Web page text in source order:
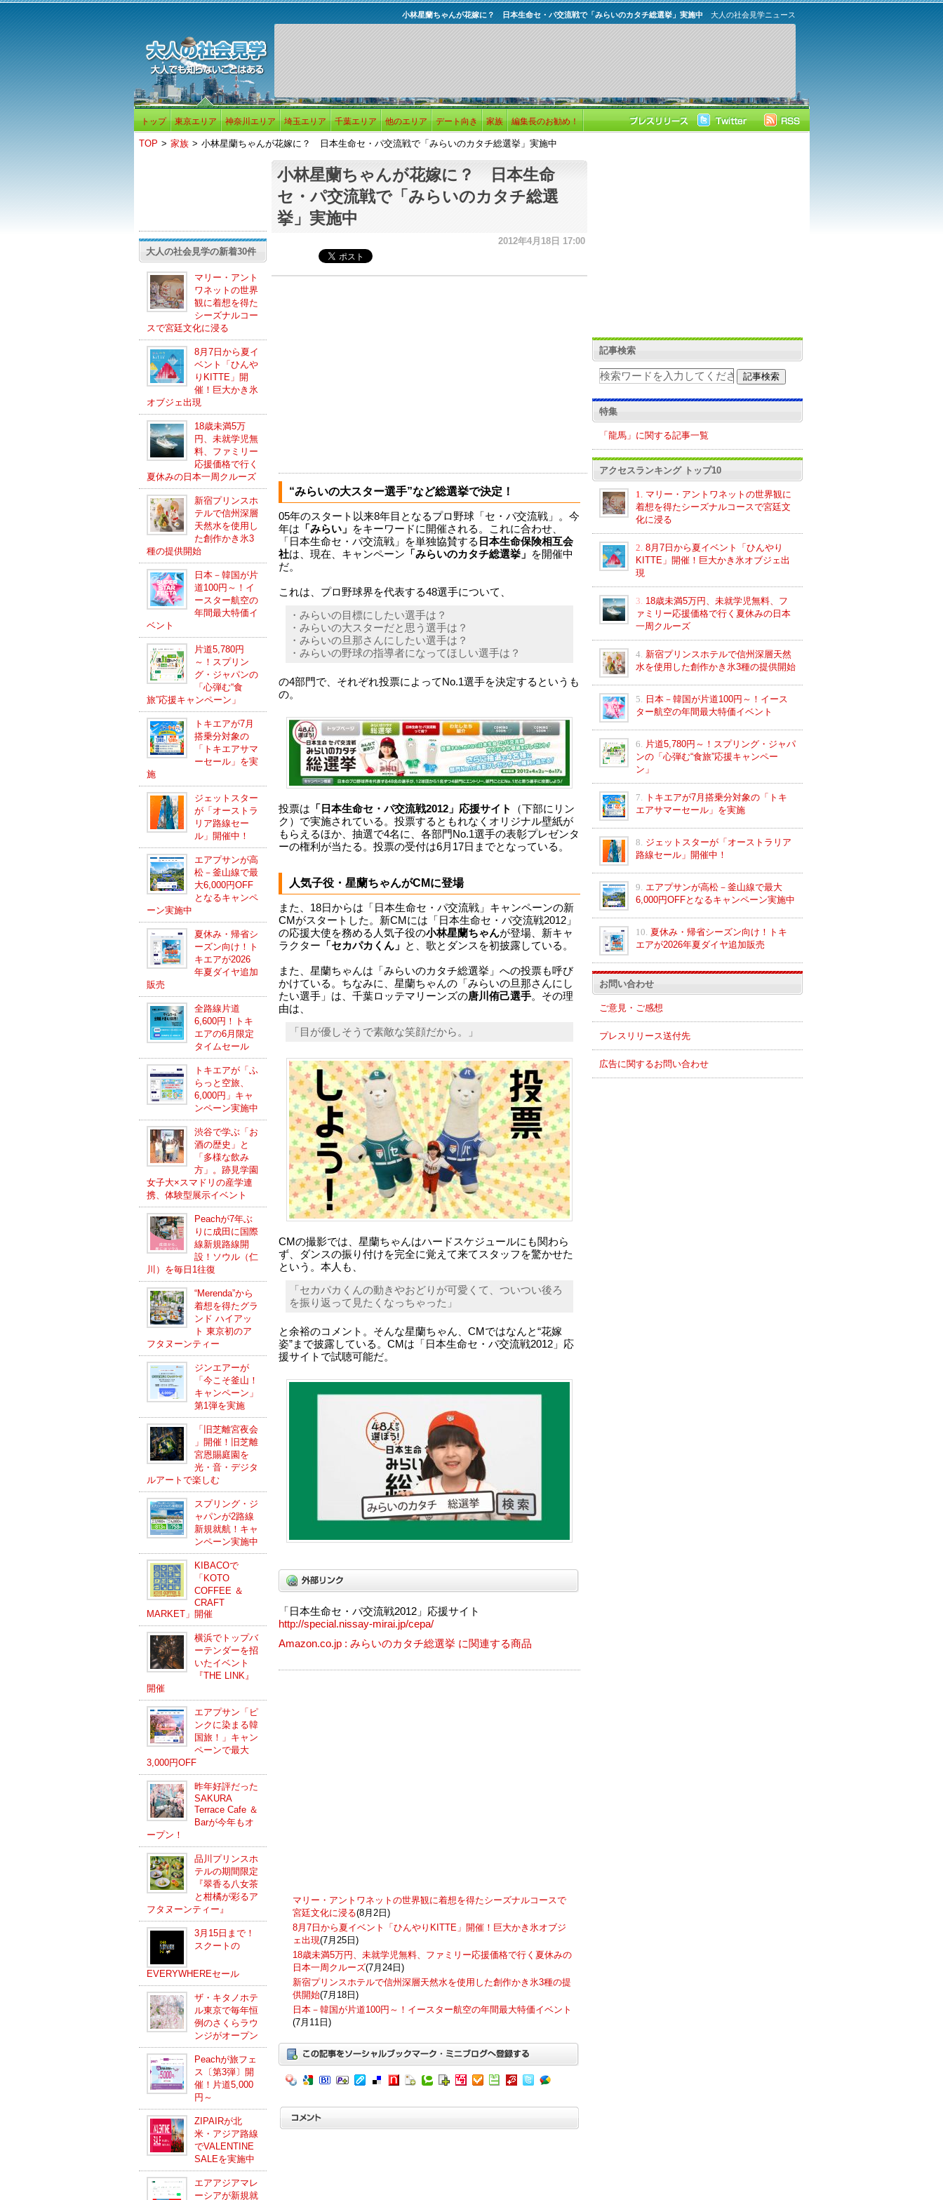
大人の社会見学ニュース
小林星蘭ちゃんが花嫁に？ 日本生命セ・パ交流戦で「みらいのカタチ総選挙」実施中
トップ 東京エリア 神奈川エリア 埼玉エリア 千葉エリア 他のエリア デート向き 家族 編集長のお勧め！
TOP > 家族 > 小林星蘭ちゃんが花嫁に？ 日本生命セ・パ交流戦で「みらいのカタチ総選挙」実施中
大人の社会見学の新着30件
マリー・アント
ワネットの世界
観に着想を得た
シーズナルコー
スで宮廷文化に浸る
8月7日から夏イ
ベント「ひんや
りKITTE」開
催！巨大かき氷
オブジェ出現
18歳未満5万
円、未就学児無
料、ファミリー
応援価格で行く
夏休みの日本一周クルーズ
新宿プリンスホ
テルで信州深層
天然水を使用し
た創作かき氷3
種の提供開始
日本－韓国が片
道100円～！イ
ースター航空の
年間最大特価イ
ベント
片道5,780円
～！スプリン
グ・ジャパンの
「心弾む“食
旅”応援キャンペーン」
トキエアが7月
搭乗分対象の
「トキエアサマ
ーセール」を実
施
ジェットスター
が「オーストラ
リア路線セー
ル」開催中！
エアプサンが高
松－釜山線で最
大6,000円OFF
となるキャンペ
ーン実施中
夏休み・帰省シ
ーズン向け！ト
キエアが2026
年夏ダイヤ追加
販売
全路線片道
6,600円！トキ
エアの6月限定
タイムセール
トキエアが「ふ
らっと空旅、
6,000円」キャ
ンペーン実施中
渋谷で学ぶ「お
酒の歴史」と
「多様な飲み
方」。跡見学園
女子大×スマドリの産学連
携、体験型展示イベント
Peachが7年ぶ
りに成田に国際
線新規路線開
設！ソウル（仁
川）を毎日1往復
“Merenda”から
着想を得たグラ
ンド ハイアッ
ト 東京初のア
フタヌーンティー
ジンエアーが
「今こそ釜山！
キャンペーン」
第1弾を実施
「旧芝離宮夜会
」開催！旧芝離
宮恩賜庭園を
光・音・デジタ
ルアートで楽しむ
スプリング・ジ
ャパンが2路線
新規就航！キャ
ンペーン実施中
KIBACOで
「KOTO
COFFEE ＆
CRAFT
MARKET」開催
横浜でトップバ
ーテンダーを招
いたイベント
『THE LINK』
開催
エアプサン「ピ
ンクに染まる韓
国旅！」キャン
ペーンで最大
3,000円OFF
昨年好評だった
SAKURA
Terrace Cafe ＆
Barが今年もオ
ープン！
品川プリンスホ
テルの期間限定
『翠香る八女茶
と柑橘が彩るア
フタヌーンティー』
3月15日まで！
スクートの
EVERYWHEREセール
ザ・キタノホテ
ル東京で毎年恒
例のさくらラウ
ンジがオープン
Peachが旅フェ
ス〔第3弾〕開
催！片道5,000
円～
ZIPAIRが北
米・アジア路線
でVALENTINE
SALEを実施中
エアアジアマレ
ーシアが新規就
小林星蘭ちゃんが花嫁に？ 日本生命
セ・パ交流戦で「みらいのカタチ総選
挙」実施中
2012年4月18日 17:00
“みらいの大スター選手”など総選挙で決定！
05年のスタート以来8年目となるプロ野球「セ・パ交流戦」。今
年は 「みらい」
をキーワードに開催される。これに合わせ、
「日本生命セ・パ交流戦」を単独協賛する 日本生命保険相互会
社は、現在、キャンペーン 「みらいのカタチ総選挙」
を開催中
だ。
これは、プロ野球界を代表する48選手について、
・みらいの目標にしたい選手は？
・みらいの大スターだと思う選手は？
・みらいの旦那さんにしたい選手は？
・みらいの野球の指導者になってほしい選手は？
の4部門で、それぞれ投票によってNo.1選手を決定するというも
の。
投票は 「日本生命セ・パ交流戦2012」応援サイト
（下部にリン
ク）で実施されている。投票するともれなくオリジナル壁紙が
もらえるほか、抽選で4名に、各部門No.1選手の表彰プレゼンタ
ーの権利が当たる。投票の受付は6月17日までとなっている。
人気子役・星蘭ちゃんがCMに登場
また、18日からは「日本生命セ・パ交流戦」キャンペーンの新
CMがスタートした。新CMには「日本生命セ・パ交流戦2012」
の応援大使を務める人気子役の小林星蘭ちゃんが登場、新キャ
ラクター 「セカパカくん」 と、歌とダンスを初披露している。
また、星蘭ちゃんは「みらいのカタチ総選挙」への投票も呼び
かけている。ちなみに、星蘭ちゃんの「みらいの旦那さんにし
たい選手」は、千葉ロッテマリーンズの唐川侑己選手。その理
由は、
「目が優しそうで素敵な笑顔だから。」
CMの撮影では、星蘭ちゃんはハードスケジュールにも関わら
ず、ダンスの振り付けを完全に覚えて来てスタッフを驚かせた
という。本人も、
「セカパカくんの動きやおどりが可愛くて、ついつい後ろ
を振り返って見たくなっちゃった」
と余裕のコメント。そんな星蘭ちゃん、CMではなんと“花嫁
姿”まで披露している。CMは「日本生命セ・パ交流戦2012」応
援サイトで試聴可能だ。
「日本生命セ・パ交流戦2012」応援サイト
http://special.nissay-mirai.jp/cepa/
Amazon.co.jp : みらいのカタチ総選挙 に関連する商品
マリー・アントワネットの世界観に着想を得たシーズナルコースで
宮廷文化に浸る(8月2日)
8月7日から夏イベント「ひんやりKITTE」開催！巨大かき氷オブジ
ェ出現(7月25日)
18歳未満5万円、未就学児無料、ファミリー応援価格で行く夏休みの
日本一周クルーズ(7月24日)
新宿プリンスホテルで信州深層天然水を使用した創作かき氷3種の提
供開始(7月18日)
日本－韓国が片道100円～！イースター航空の年間最大特価イベント
(7月11日)
記事検索
特集
「龍馬」に関する記事一覧
アクセスランキング トップ10
1.
マリー・アントワネットの世界観に
着想を得たシーズナルコースで宮廷文
化に浸る
2. 8月7日から夏イベント「ひんやり
KITTE」開催！巨大かき氷オブジェ出
現
3. 18歳未満5万円、未就学児無料、フ
ァミリー応援価格で行く夏休みの日本
一周クルーズ
4. 新宿プリンスホテルで信州深層天然
水を使用した創作かき氷3種の提供開始
5.
日本－韓国が片道100円～！イース
ター航空の年間最大特価イベント
6.
片道5,780円～！スプリング・ジャパ
ンの「心弾む“食旅”応援キャンペー
ン」
7.
トキエアが7月搭乗分対象の「トキ
エアサマーセール」を実施
8. ジェットスターが「オーストラリア
路線セール」開催中！
9. エアプサンが高松－釜山線で最大
6,000円OFFとなるキャンペーン実施中
10. 夏休み・帰省シーズン向け！トキ
エアが2026年夏ダイヤ追加販売
お問い合わせ
ご意見・ご感想
プレスリリース送付先
広告に関するお問い合わせ